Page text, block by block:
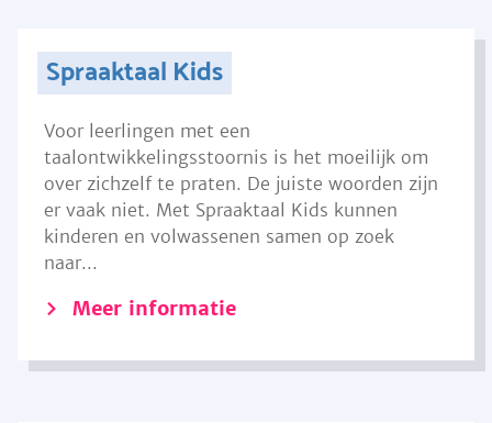
Spraaktaal Kids
Voor leerlingen met een
taalontwikkelingsstoornis is het moeilijk om
over zichzelf te praten. De juiste woorden zijn
er vaak niet. Met Spraaktaal Kids kunnen
kinderen en volwassenen samen op zoek
naar...
Meer informatie